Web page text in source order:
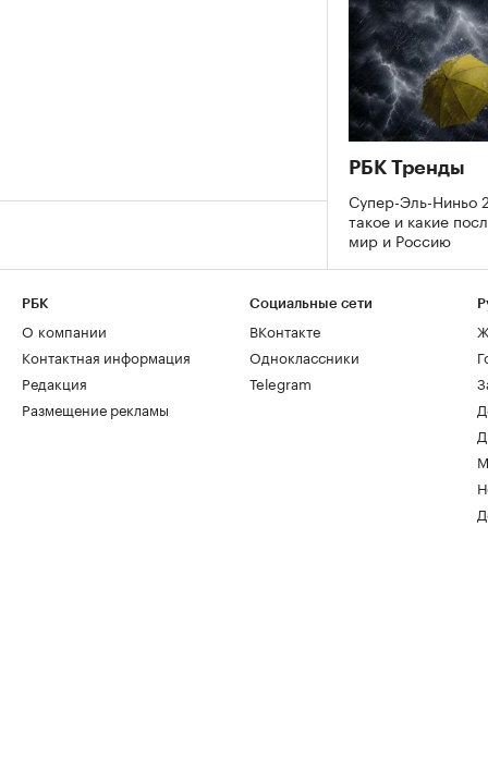
РБК Тренды
Супер-Эль-Ниньо
такое и какие
мир и Россию
РБК
О компании
Контактная информация
Редакция
Размещение рекламы
Социальные сети
ВКонтакте
Одноклассники
Telegram